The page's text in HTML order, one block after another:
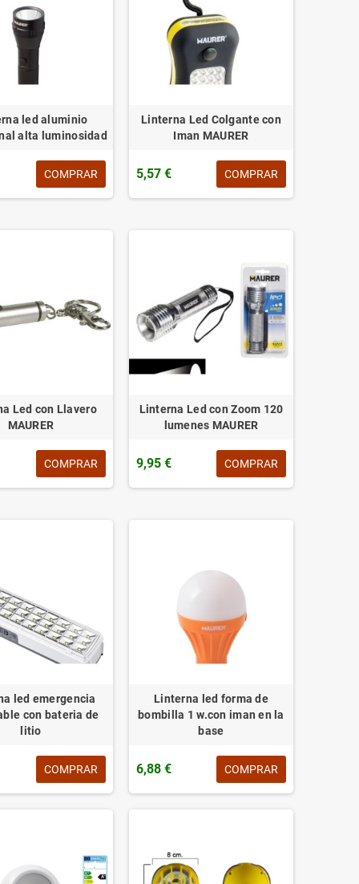
led aluminio
alta luminosidad
COMPRAR
Linterna Led Colgante con
Iman MAURER
5,57 € COMPRAR
Led con Llavero
MAURER
COMPRAR
Linterna Led con Zoom 120
lumenes MAURER
9,95 € COMPRAR
led emergencia
con bateria de
litio
COMPRAR
Linterna led forma de
bombilla 1 w.con iman en la
base
6,88 € COMPRAR